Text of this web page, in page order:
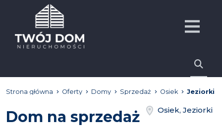
Strona główna Oferty Domy Sprzedaż Osiek Jeziorki
Dom na sprzedaż Osiek, Jeziorki